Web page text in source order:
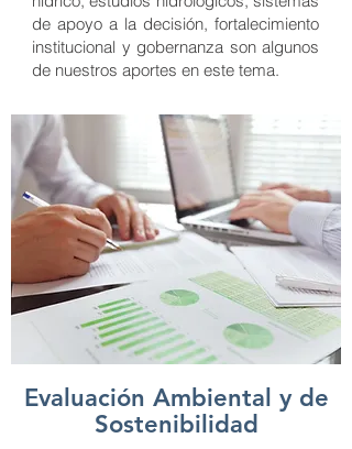
de apoyo a la decisión, fortalecimiento
institucional y gobernanza son algunos
de nuestros aportes en este tema.
Evaluación Ambiental y de
Sostenibilidad